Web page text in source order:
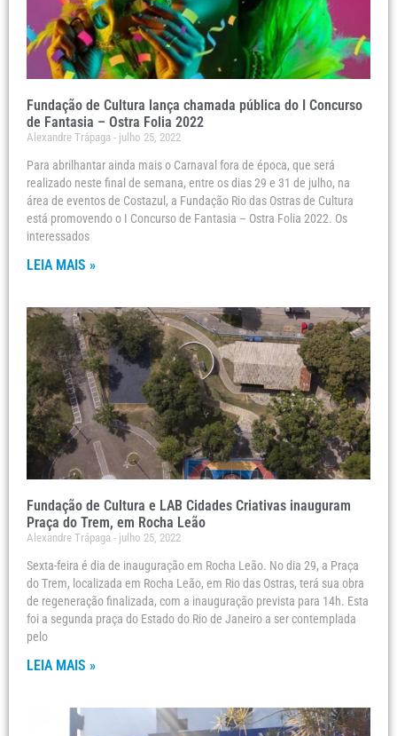
Fundação de Cultura lança chamada pública do I Concurso
de Fantasia – Ostra Folia 2022
Alexandre Trápaga julho 25, 2022
Para abrilhantar ainda mais o Carnaval fora de época, que será
realizado neste final de semana, entre os dias 29 e 31 de julho, na
área de eventos de Costazul, a Fundação Rio das Ostras de Cultura
está promovendo o I Concurso de Fantasia – Ostra Folia 2022. Os
interessados
LEIA MAIS »
Fundação de Cultura e LAB Cidades Criativas inauguram
Praça do Trem, em Rocha Leão
Alexandre Trápaga julho 25, 2022
Sexta-feira é dia de inauguração em Rocha Leão. No dia 29, a Praça
do Trem, localizada em Rocha Leão, em Rio das Ostras, terá sua obra
de regeneração finalizada, com a inauguração prevista para 14h. Esta
foi a segunda praça do Estado do Rio de Janeiro a ser contemplada
pelo
LEIA MAIS »